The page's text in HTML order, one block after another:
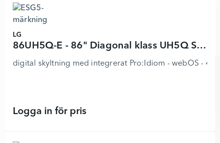
LG
86UH5Q-E - 86" Diagonal klass UH5Q Series LED-bakgrundsbelyst LCD-skärm
digital skyltning med integrerat Pro:Idiom - webOS - 4K
Logga in för pris86UH5Q-E - 86" Diagonal klass